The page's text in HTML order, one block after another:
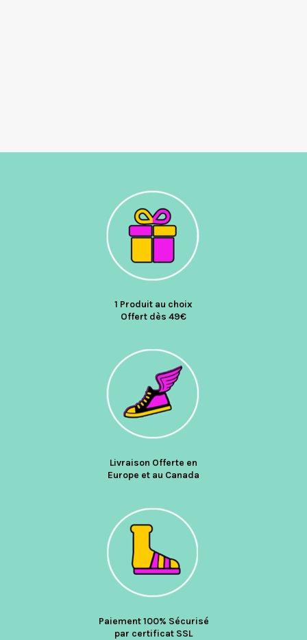
1 Produit au choix
Offert dès 49€
Livraison Offerte en
Europe et au Canada
Paiement 100% Sécurisé
par certificat SSL